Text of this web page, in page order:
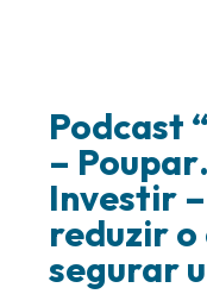
Podcast
–
Investir
reduzir o
segurar